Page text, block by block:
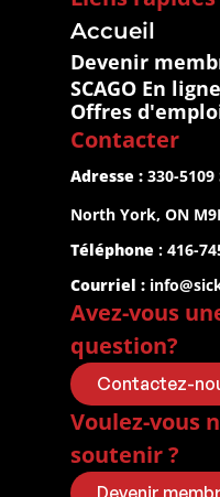
Accueil
Devenir
SCAGO En ligne
Offres
Contacter
Adresse : 330-
North York, ON
Téléphone : 416-
Courriel :
Avez-vous
question?
Contactez-
Voulez-vous
soutenir ?
Devenir